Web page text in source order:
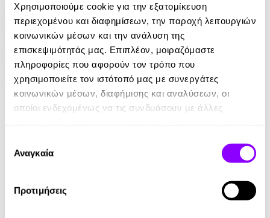
Χρησιμοποιούμε cookie για την εξατομίκευση
περιεχομένου και διαφημίσεων, την παροχή λειτουργιών
κοινωνικών μέσων και την ανάλυση της
επισκεψιμότητάς μας. Επιπλέον, μοιραζόμαστε
πληροφορίες που αφορούν τον τρόπο που
χρησιμοποιείτε τον ιστότοπό μας με συνεργάτες
κοινωνικών μέσων, διαφήμισης και αναλύσεων, οι
οποίοι ενδεχομένως να τις συνδυάσουν με άλλες
των υπηρεσιών τους.
συγκατάθεσης
Αναγκαία
Προτιμήσεις
Εκδοτικοί οίκοι
Audiobook • 1 Credit